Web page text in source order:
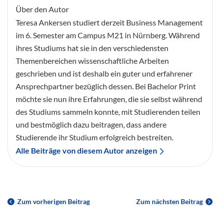
Über den Autor
Teresa Ankersen studiert derzeit Business Management
im 6. Semester am Campus M21 in Nürnberg. Während
ihres Studiums hat sie in den verschiedensten
Themenbereichen wissenschaftliche Arbeiten
geschrieben und ist deshalb ein guter und erfahrener
Ansprechpartner bezüglich dessen. Bei Bachelor Print
möchte sie nun ihre Erfahrungen, die sie selbst während
des Studiums sammeln konnte, mit Studierenden teilen
und bestmöglich dazu beitragen, dass andere
Studierende ihr Studium erfolgreich bestreiten.
Alle Beiträge von diesem Autor anzeigen
Zum vorherigen Beitrag Zum nächsten Beitrag